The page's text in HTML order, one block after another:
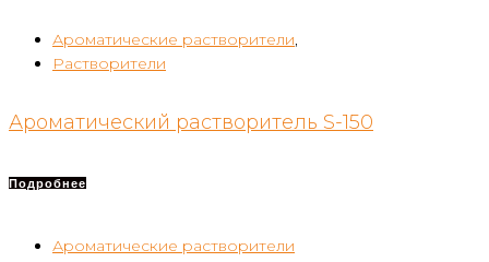
Ароматические растворители,
Растворители
Ароматический растворитель S-150
Подробнее
Ароматические растворители